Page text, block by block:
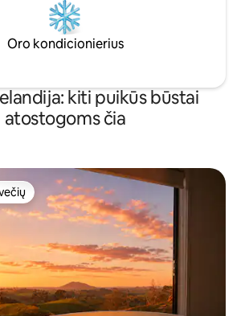
Oro kondicionierius
kiti puikūs būstai
atostogoms čia